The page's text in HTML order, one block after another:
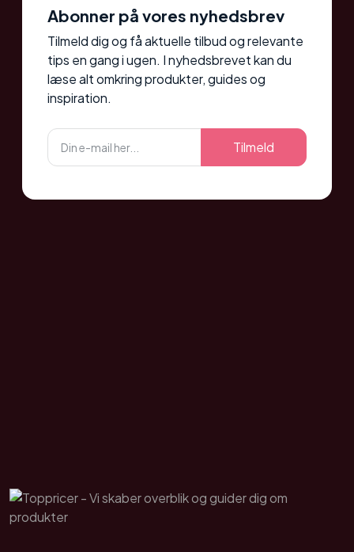
Abonner på vores nyhedsbrev
Tilmeld dig og få aktuelle tilbud og relevante
tips en gang i ugen. I nyhedsbrevet kan du
læse alt omkring produkter, guides og
inspiration.
Tilmeld